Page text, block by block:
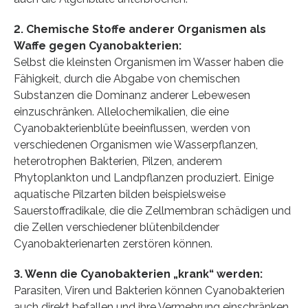
2. Chemische Stoffe anderer Organismen als
Waffe gegen Cyanobakterien:
Selbst die kleinsten Organismen im Wasser haben die
Fähigkeit, durch die Abgabe von chemischen
Substanzen die Dominanz anderer Lebewesen
einzuschränken. Allelochemikalien, die eine
Cyanobakterienblüte beeinflussen, werden von
verschiedenen Organismen wie Wasserpflanzen,
heterotrophen Bakterien, Pilzen, anderem
Phytoplankton und Landpflanzen produziert. Einige
aquatische Pilzarten bilden beispielsweise
Sauerstoffradikale, die die Zellmembran schädigen und
die Zellen verschiedener blütenbildender
Cyanobakterienarten zerstören können.
3. Wenn die Cyanobakterien „krank“ werden:
Parasiten, Viren und Bakterien können Cyanobakterien